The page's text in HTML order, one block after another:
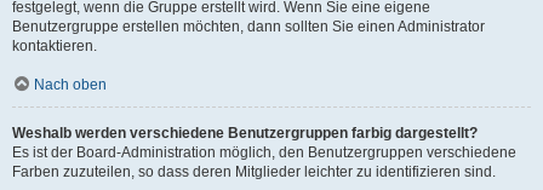
festgelegt, wenn die Gruppe erstellt wird. Wenn Sie eine eigene
Benutzergruppe erstellen möchten, dann sollten Sie einen Administrator
kontaktieren.
Nach oben
Weshalb werden verschiedene Benutzergruppen farbig dargestellt?
Es ist der Board-Administration möglich, den Benutzergruppen verschiedene
Farben zuzuteilen, so dass deren Mitglieder leichter zu identifizieren sind.